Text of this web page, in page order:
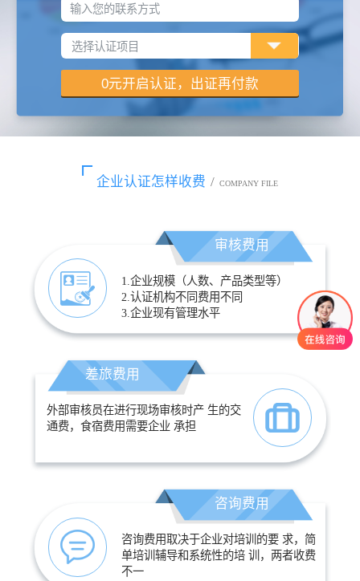
输入您的联系方式
企业认证怎样收费 / COMPANY FILE
审核费用
1.企业规模（人数、产品类型等）
2.认证机构不同费用不同
3.企业现有管理水平
差旅费用
外部审核员在进行现场审核时产 生的交
通费，食宿费用需要企业 承担
咨询费用
咨询费用取决于企业对培训的要 求，简
单培训辅导和系统性的培 训，两者收费
不一